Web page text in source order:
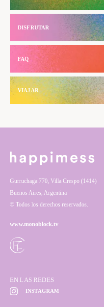
DISFRUTAR
FAQ
VIAJAR
Gurruchaga 770, Villa Crespo (1414)
Buenos Aires, Argentina
© Todos los derechos reservados.
www.monoblock.tv
EN LAS REDES
INSTAGRAM